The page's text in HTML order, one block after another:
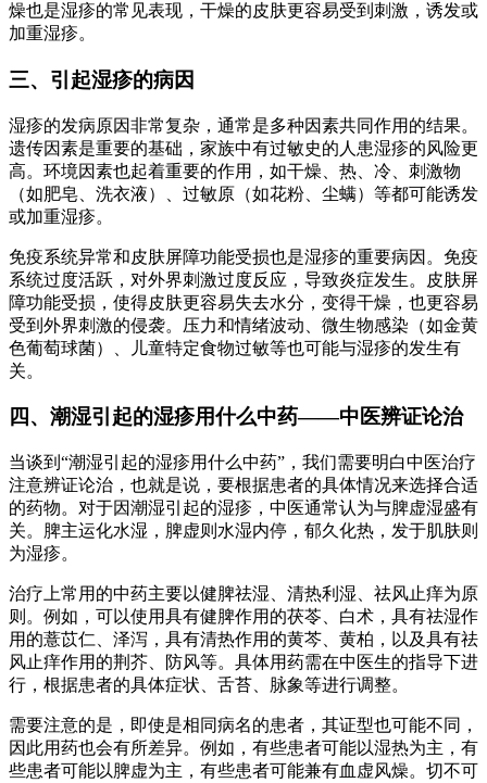
燥也是湿疹的常见表现，干燥的皮肤更容易受到刺激，诱发或
加重湿疹。
三、引起湿疹的病因
湿疹的发病原因非常复杂，通常是多种因素共同作用的结果。
遗传因素是重要的基础，家族中有过敏史的人患湿疹的风险更
高。环境因素也起着重要的作用，如干燥、热、冷、刺激物
（如肥皂、洗衣液）、过敏原（如花粉、尘螨）等都可能诱发
或加重湿疹。
免疫系统异常和皮肤屏障功能受损也是湿疹的重要病因。免疫
系统过度活跃，对外界刺激过度反应，导致炎症发生。皮肤屏
障功能受损，使得皮肤更容易失去水分，变得干燥，也更容易
受到外界刺激的侵袭。压力和情绪波动、微生物感染（如金黄
色葡萄球菌）、儿童特定食物过敏等也可能与湿疹的发生有
关。
四、潮湿引起的湿疹用什么中药——中医辨证论治
当谈到“潮湿引起的湿疹用什么中药”，我们需要明白中医治疗
注意辨证论治，也就是说，要根据患者的具体情况来选择合适
的药物。对于因潮湿引起的湿疹，中医通常认为与脾虚湿盛有
关。脾主运化水湿，脾虚则水湿内停，郁久化热，发于肌肤则
为湿疹。
治疗上常用的中药主要以健脾祛湿、清热利湿、祛风止痒为原
则。例如，可以使用具有健脾作用的茯苓、白术，具有祛湿作
用的薏苡仁、泽泻，具有清热作用的黄芩、黄柏，以及具有祛
风止痒作用的荆芥、防风等。具体用药需在中医生的指导下进
行，根据患者的具体症状、舌苔、脉象等进行调整。
需要注意的是，即使是相同病名的患者，其证型也可能不同，
因此用药也会有所差异。例如，有些患者可能以湿热为主，有
些患者可能以脾虚为主，有些患者可能兼有血虚风燥。切不可